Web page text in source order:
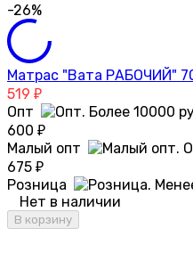
-26%
Матрас "Вата РАБОЧИЙ"
519 ₽
Опт
600 ₽
Малый опт
675 ₽
Розница
Нет в наличии
В корзину